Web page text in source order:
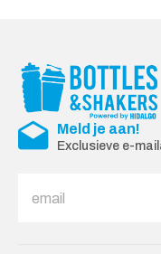
Meld je aan!
Exclusieve e-